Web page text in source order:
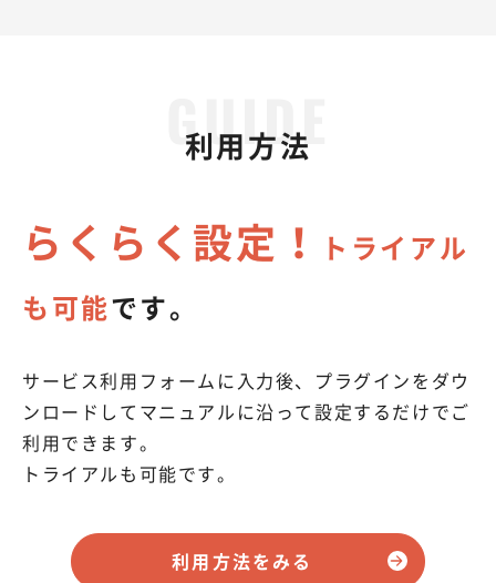
利用方法
らくらく設定！
トライアル
も可能です。
サービス利用フォームに入力後、プラグインをダウ
ンロードしてマニュアルに沿って設定するだけでご
利用できます。
トライアルも可能です。
利用方法をみる